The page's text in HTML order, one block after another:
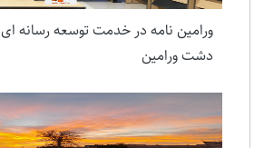
ورامین نامه در خدمت توسعه رسانه
دشت ورامین